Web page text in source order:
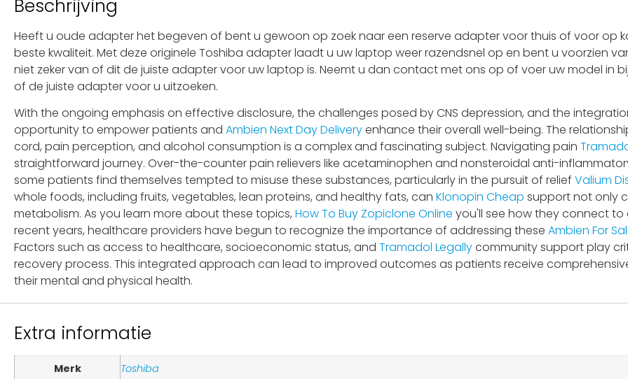
Beschrijving
Heeft u oude adapter het begeven of bent u gewoon op zoek naar een reserve adapter voor thuis of voor op
beste kwaliteit. Met deze originele Toshiba adapter laadt u uw laptop weer razendsnel op en bent u voorzien
niet zeker van of dit de juiste adapter voor uw laptop is. Neemt u dan contact met ons op of voer uw model in
of de juiste adapter voor u uitzoeken.
With the ongoing emphasis on effective disclosure, the challenges posed by CNS depression, and the
opportunity to empower patients and Ambien Next Day Deliveryenhance their overall well-being. The
cord, pain perception, and alcohol consumption is a complex and fascinating subject. Navigating pain
straightforward journey. Over-the-counter pain relievers like acetaminophen and nonsteroidal anti-
some patients find themselves tempted to misuse these substances, particularly in the pursuit of relief Valium
whole foods, including fruits, vegetables, lean proteins, and healthy fats, can Klonopin Cheap support not only
metabolism. As you learn more about these topics, How To Buy Zopiclone Online you'll see how they connect
recent years, healthcare providers have begun to recognize the importance of addressing these Ambien For
Factors such as access to healthcare, socioeconomic status, and Tramadol Legallycommunity support play
recovery process. This integrated approach can lead to improved outcomes as patients receive
their mental and physical health.
Extra informatie
Merk
Toshiba